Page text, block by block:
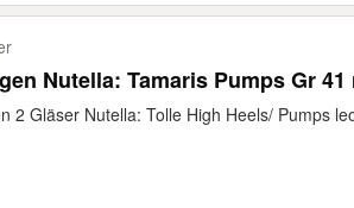
Nutella: Tamaris Pumps Gr 41
2 Gläser Nutella: Tolle High Heels/ Pumps